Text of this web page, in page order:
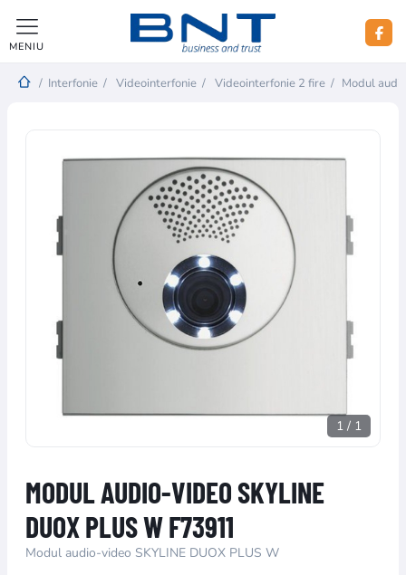
MENIU
/ Interfonie / Videointerfonie / Videointerfonie 2 fire / Modul
1 / 1
MODUL AUDIO-VIDEO SKYLINE
DUOX PLUS W F73911
Modul audio-video SKYLINE DUOX PLUS W